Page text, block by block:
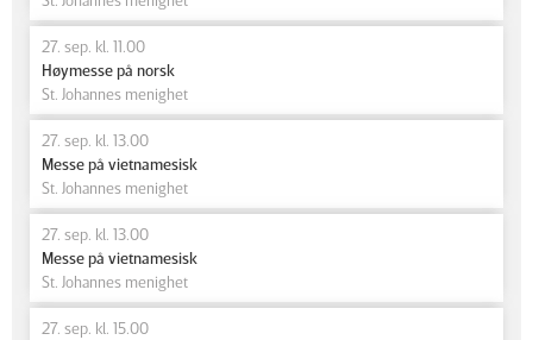
27. sep. kl. 11.00
Høymesse på norsk
St. Johannes menighet
27. sep. kl. 13.00
Messe på vietnamesisk
St. Johannes menighet
27. sep. kl. 13.00
Messe på vietnamesisk
St. Johannes menighet
27. sep. kl. 15.00